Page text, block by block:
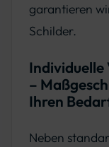
garantieren
Schilder.
Individuelle
–
Ihren
Neben